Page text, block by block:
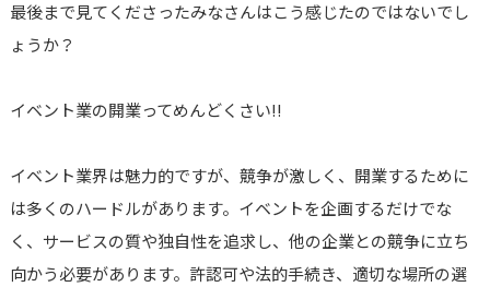
最後まで見てくださったみなさんはこう感じたのではないでし
ょうか？
イベント業の開業ってめんどくさい‼
イベント業界は魅力的ですが、競争が激しく、開業するために
は多くのハードルがあります。イベントを企画するだけでな
く、サービスの質や独自性を追求し、他の企業との競争に立ち
向かう必要があります。許認可や法的手続き、適切な場所の選